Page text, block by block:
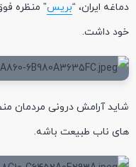
دماغه ایران، “بریس” منظره
خود داشت.
شاید آرامش درونی مردمان
های ناب طبیعت باشه.